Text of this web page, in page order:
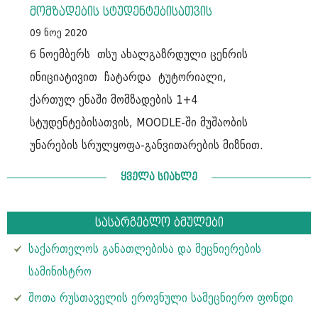
მომზადების სტუდენტებისათვის
09 ნოე 2020
6 ნოემბერს თსუ ახალგაზრდული ცენრის
ინიციატივით ჩატარდა ტუტორიალი,
ქართულ ენაში მომზადების 1+4
სტუდენტებისათვის, MOODLE-ში მუშაობის
უნარების სრულყოფა-განვითარების მიზნით.
ყველა სიახლე
სასარგებლო ბმულები
საქართელოს განათლებისა და მეცნიერების
სამინისტრო
შოთა რუსთაველის ეროვნული სამეცნიერო ფონდი